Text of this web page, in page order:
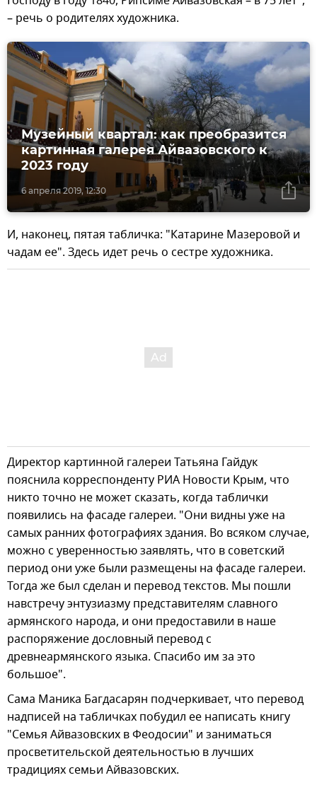
– речь о родителях художника.
6 апреля 2019, 12:30
Музейный квартал: как преобразится
картинная галерея Айвазовского к
2023 году
И, наконец, пятая табличка: "Катарине Мазеровой и
чадам ее". Здесь идет речь о сестре художника.
Директор картинной галереи Татьяна Гайдук
пояснила корреспонденту РИА Новости Крым, что
никто точно не может сказать, когда таблички
появились на фасаде галереи. "Они видны уже на
самых ранних фотографиях здания. Во всяком случае,
можно с уверенностью заявлять, что в советский
период они уже были размещены на фасаде галереи.
Тогда же был сделан и перевод текстов. Мы пошли
навстречу энтузиазму представителям славного
армянского народа, и они предоставили в наше
распоряжение дословный перевод с
древнеармянского языка. Спасибо им за это
большое".
Сама Маника Багдасарян подчеркивает, что перевод
надписей на табличках побудил ее написать книгу
"Семья Айвазовских в Феодосии" и заниматься
просветительской деятельностью в лучших
традициях семьи Айвазовских.